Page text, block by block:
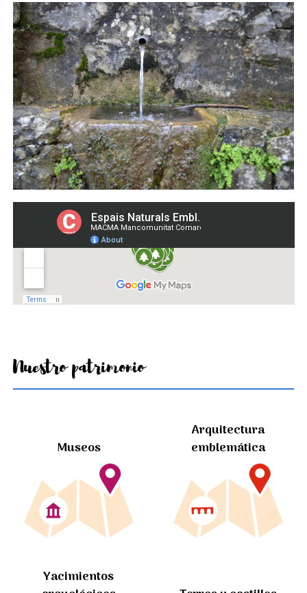
Nuestro patrimonio
Museos
Arquitectura
emblemática
Yacimientos